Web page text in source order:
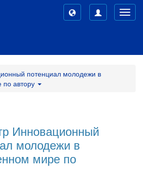
потенциал молодежи в
автору
Инновационный
молодежи в
мире по